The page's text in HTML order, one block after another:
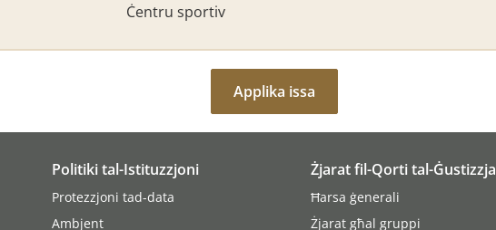
Ċentru sportiv
Applika issa
Politiki tal-Istituzzjoni
Protezzjoni tad-data
Ambjent
Żjarat fil-Qorti tal-Ġustizzja
Ħarsa ġenerali
Żjarat għal gruppi